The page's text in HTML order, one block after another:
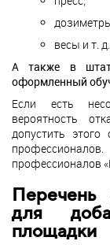
весы и т. д.
А также в
оформленный
Если есть
вероятность
допустить
профессионалов
Перечень
для
площадки